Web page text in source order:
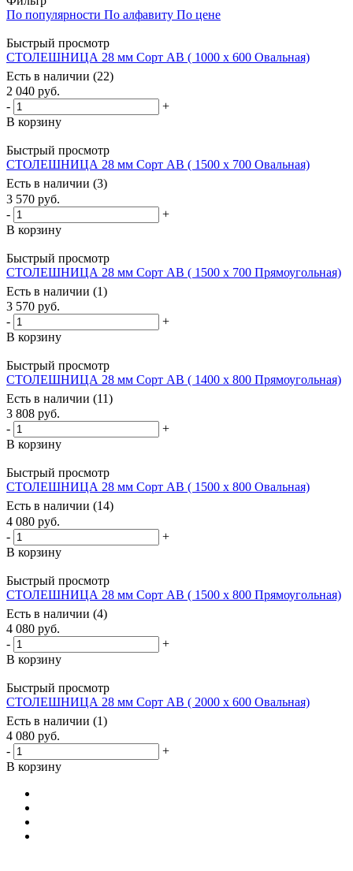
По популярности По алфавиту По цене
Быстрый просмотр
СТОЛЕШНИЦА 28 мм Сорт АВ ( 1000 х 600 Овальная)
Есть в наличии (22)
2 040 руб.
-
+
В корзину
Быстрый просмотр
СТОЛЕШНИЦА 28 мм Сорт АВ ( 1500 х 700 Овальная)
Есть в наличии (3)
3 570 руб.
-
+
В корзину
Быстрый просмотр
СТОЛЕШНИЦА 28 мм Сорт АВ ( 1500 х 700 Прямоугольная)
Есть в наличии (1)
3 570 руб.
-
+
В корзину
Быстрый просмотр
СТОЛЕШНИЦА 28 мм Сорт АВ ( 1400 х 800 Прямоугольная)
Есть в наличии (11)
3 808 руб.
-
+
В корзину
Быстрый просмотр
СТОЛЕШНИЦА 28 мм Сорт АВ ( 1500 х 800 Овальная)
Есть в наличии (14)
4 080 руб.
-
+
В корзину
Быстрый просмотр
СТОЛЕШНИЦА 28 мм Сорт АВ ( 1500 х 800 Прямоугольная)
Есть в наличии (4)
4 080 руб.
-
+
В корзину
Быстрый просмотр
СТОЛЕШНИЦА 28 мм Сорт АВ ( 2000 х 600 Овальная)
Есть в наличии (1)
4 080 руб.
-
+
В корзину